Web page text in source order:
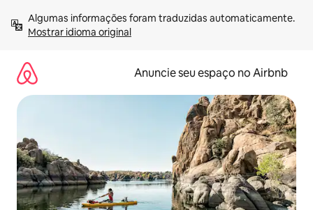
para
Mostrar idioma original
Anuncie seu espaço no Airbnb